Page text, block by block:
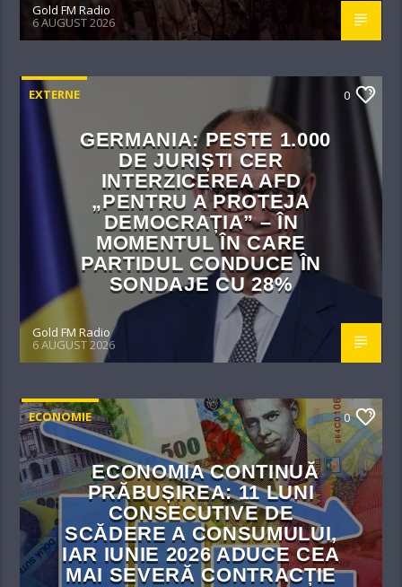
Gold FM Radio
6 AUGUST 2026
EXTERNE 0
GERMANIA: PESTE 1.000
DE JURIȘTI CER
INTERZICEREA AFD
„PENTRU A PROTEJA
DEMOCRAȚIA” – ÎN
MOMENTUL ÎN CARE
PARTIDUL CONDUCE ÎN
SONDAJE CU 28%
Gold FM Radio
6 AUGUST 2026
ECONOMIE 0
ECONOMIA CONTINUĂ
PRĂBUȘIREA: 11 LUNI
CONSECUTIVE DE
SCĂDERE A CONSUMULUI,
IAR IUNIE 2026 ADUCE CEA
MAI SEVERĂ CONTRACȚIE